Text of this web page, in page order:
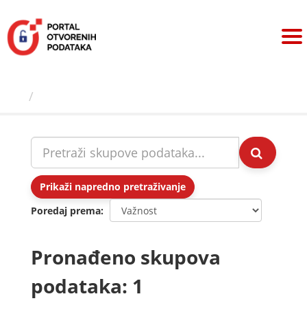
sadržaj
Prikaži napredno pretraživanje
Poredaj prema
Pronađeno skupova
podataka: 1